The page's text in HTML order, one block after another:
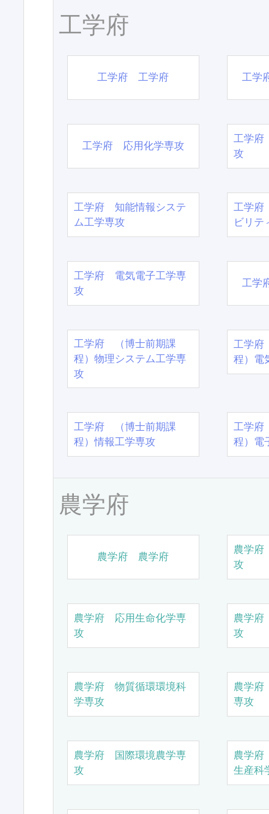
工学府
工学府 工学府 工学
工学府 応用化学専攻
工学府
攻
工学府 知能情報システ
ム工学専攻
工学府
ビリテ
工学府 電気電子工学専
攻
工学
工学府 （博士前期課
程）物理システム工学専
攻
工学
程）電
工学府 （博士前期課
程）情報工学専攻
工学
程）電
農学府
農学府 農学府
農学
攻
農学府 応用生命化学専
攻
農学
攻
農学府 物質循環環境科
学専攻
農学
専攻
農学府 国際環境農学専
攻
農学
生産科